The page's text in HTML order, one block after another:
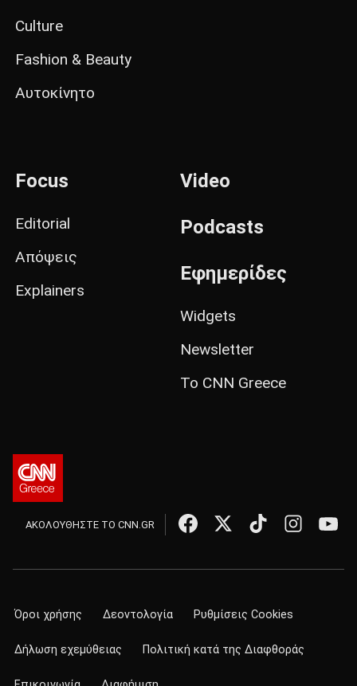
Culture
Fashion & Beauty
Αυτοκίνητο
Focus
Editorial
Απόψεις
Explainers
Video
Podcasts
Εφημερίδες
Widgets
Newsletter
Το CNN Greece
ΑΚΟΛΟΥΘΗΣΤΕ ΤΟ CNN.GR
Όροι χρήσης Δεοντολογία Ρυθμίσεις Cookies
Δήλωση εχεμύθειας Πολιτική κατά της Διαφθοράς